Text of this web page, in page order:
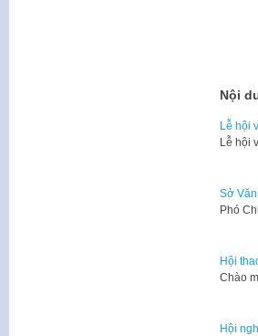
Nội
Lễ hội
Lễ hội
Sở
Phó
Hội
​Chào
Hội